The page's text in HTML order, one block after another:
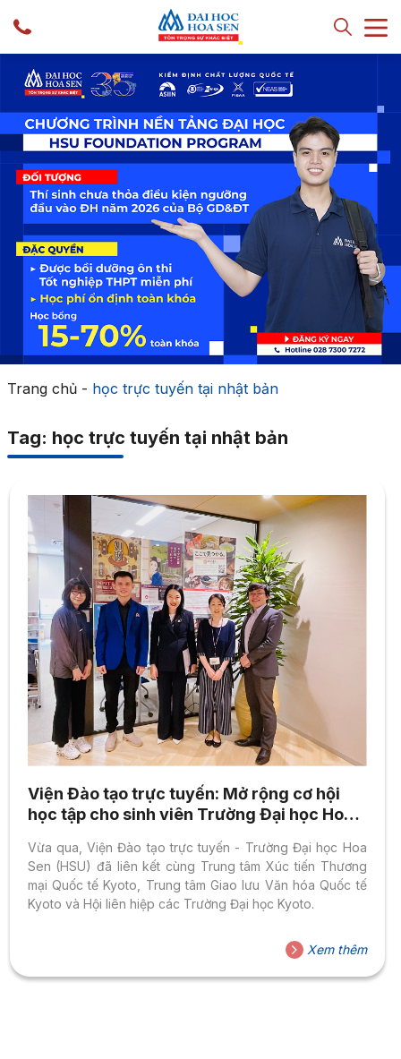
Trang chủ- học trực tuyến tại nhật bản
Tag: học trực tuyến tại nhật bản
Viện Đào tạo trực tuyến: Mở rộng cơ hội
học tập cho sinh viên Trường Đại học Hoa
Vừa qua, Viện Đào tạo trực tuyến - Trường Đại học Hoa
Sen (HSU) đã liên kết cùng Trung tâm Xúc tiến Thương
mại Quốc tế Kyoto, Trung tâm Giao lưu Văn hóa Quốc tế
Kyoto và Hội liên hiệp các Trường Đại học Kyoto.
Xem thêm